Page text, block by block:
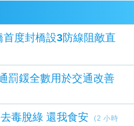
度封橋設3防線阻敵直
罰鍰全數用於交通改善
終結台糖分贓、蓋牌 去毒脫綠 還我食安
(2 小時